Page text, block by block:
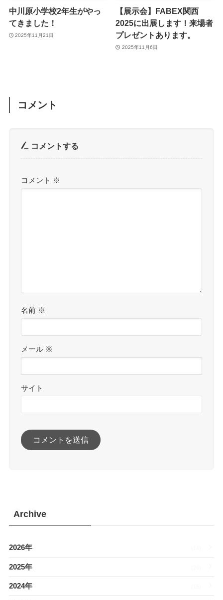
中川原小学校2年生がやっ
てきました！
2025年11月21日
【展示会】FABEX関西
2025に出展します！来場者
プレゼントあります。
2025年11月6日
コメント
コメントする
コメント ※
名前 ※
メール ※
サイト
Archive
2026年
2025年
2024年